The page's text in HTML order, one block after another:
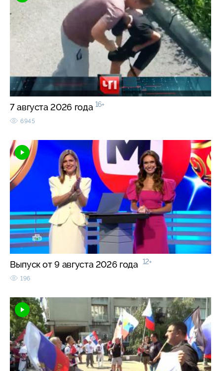
7 августа 2026 года 16+
6945
Выпуск от 9 августа 2026 года 12+
196